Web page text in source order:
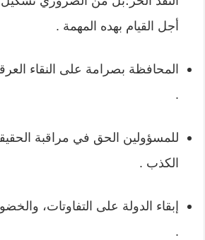
أجل القيام بهده المهمة .
المحافظة بصرامة على النقاء
.
للمسؤولين الحق في مراقبة
الكذب .
إبقاء الدولة على التفاوتات،
.